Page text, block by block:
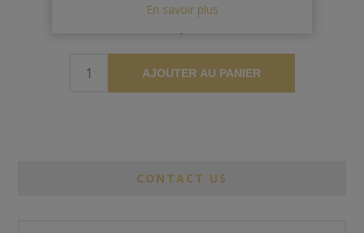
€7,50
AJOUTER AU PANIER
CONTACT US
En savoir plus